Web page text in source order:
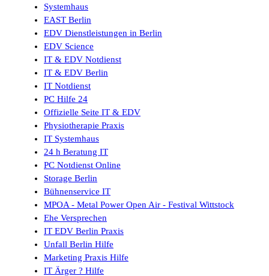
Systemhaus
EAST Berlin
EDV Dienstleistungen in Berlin
EDV Science
IT & EDV Notdienst
IT & EDV Berlin
IT Notdienst
PC Hilfe 24
Offizielle Seite IT & EDV
Physiotherapie Praxis
IT Systemhaus
24 h Beratung IT
PC Notdienst Online
Storage Berlin
Bühnenservice IT
MPOA - Metal Power Open Air - Festival Wittstock
Ehe Versprechen
IT EDV Berlin Praxis
Unfall Berlin Hilfe
Marketing Praxis Hilfe
IT Ärger ? Hilfe